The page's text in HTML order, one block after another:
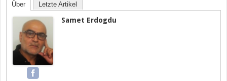
Über Letzte Artikel
Samet Erdogdu